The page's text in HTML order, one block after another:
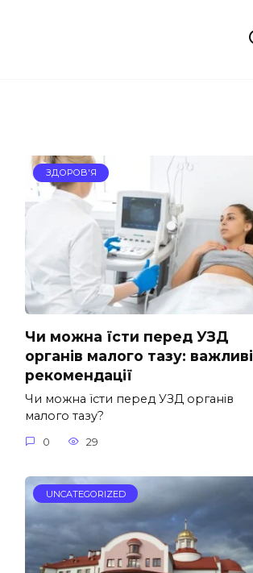
ЗДОРОВ'Я
Чи можна їсти перед УЗД
органів малого тазу: важливі
рекомендації
Чи можна їсти перед УЗД органів
малого тазу?
0 29
UNCATEGORIZED